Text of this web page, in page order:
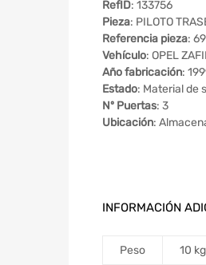
RefID: 133756
Pieza: PILOTO
Referencia pieza:
Vehículo: OPEL
Año fabricación:
Estado: Material de
Nº Puertas: 3
Ubicación:
INFORMACIÓN
Peso 10 kg